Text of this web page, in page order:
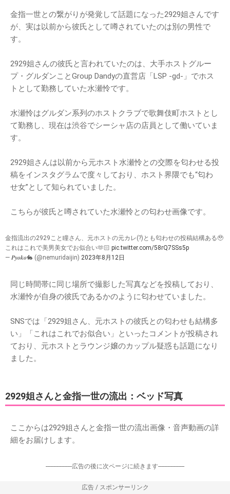
金指一世との繋がりが発覚して話題になった2929姐さんです
が、実は以前から彼氏として噂されていたのは別の男性で
す。
2929姐さんの彼氏と言われていたのは、大手ホストグルー
プ・グルダンことGroup Dandyの直営店「LSP -gd-」でホス
トとして勤務していた水瀬怜です。
水瀬怜はグルダン系列のホストクラブで歌舞伎町ホストとし
て勤務し、現在は渋谷でシーシャ店の店員として働いていま
す。
2929姐さんは以前から元ホスト水瀬怜との交際を匂わせる投
稿をインスタグラムで度々しており、ホスト界隈でも“匂わ
せ女”として知られていました。
こちらが彼氏と噂されていた水瀬怜との匂わせ画像です。
金指流出の2929こと瞳さん、元ホストの元カレ(?)とも匂わせの投稿結構ある🥹
これはこれで美男美女でお似合い🫶🏻 pic.twitter.com/58rQ7SSs5p
— 𝑷𝒚𝒐𝒌𝒐🐇 (@nemuridaijin) 2023年8月12日
同じ時間帯に同じ場所で撮影した写真などを投稿しており、
水瀬怜が自身の彼氏であるかのように匂わせていました。
SNSでは「2929姐さん、元ホストの彼氏との匂わせも結構多
い」「これはこれでお似合い」といったコメントが投稿され
ており、元ホストとラウンジ嬢のカップル疑惑も話題になり
ました。
2929姐さんと金指一世の流出：ベッド写真
ここからは2929姐さんと金指一世の流出画像・音声動画の詳
細をお届けします。
-----------------広告の後に次ページに続きます-----------------
広告 / スポンサーリンク